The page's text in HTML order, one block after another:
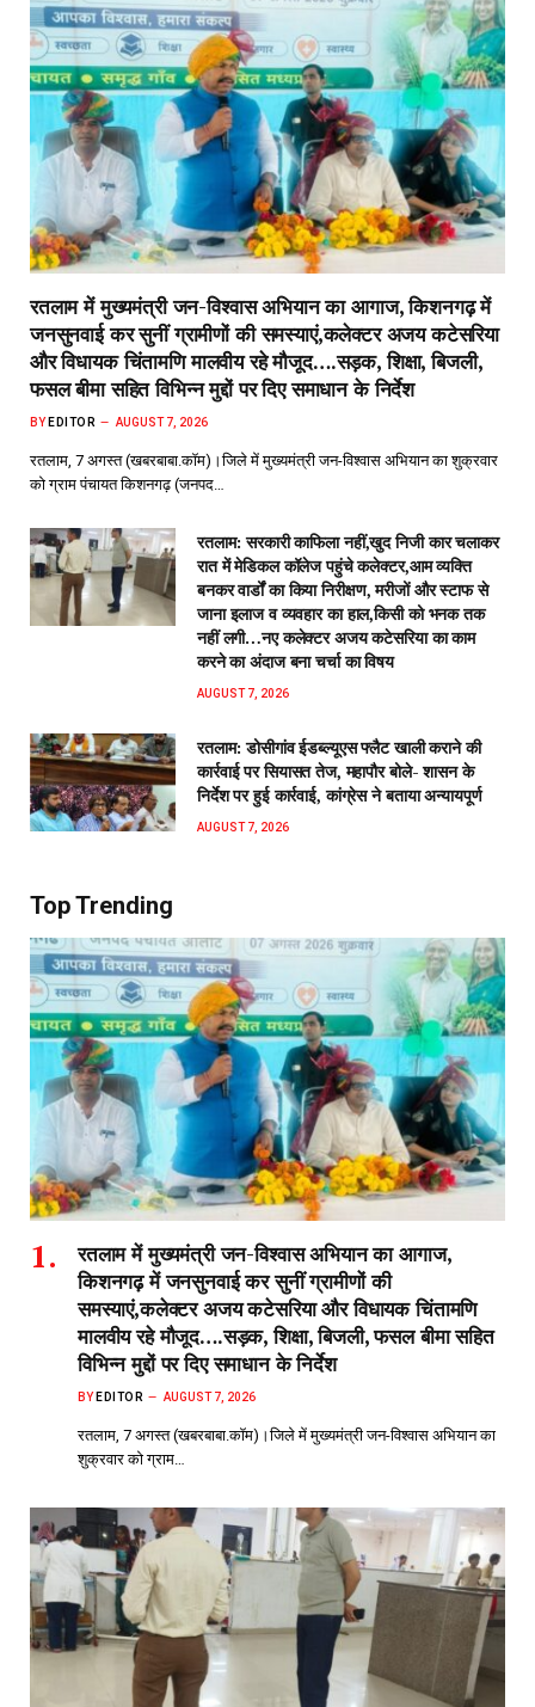
रतलाम में मुख्यमंत्री जन-विश्वास अभियान का आगाज, किशनगढ़ में
जनसुनवाई कर सुनीं ग्रामीणों की समस्याएं,कलेक्टर अजय कटेसरिया
और विधायक चिंतामणि मालवीय रहे मौजूद….सड़क, शिक्षा, बिजली,
फसल बीमा सहित विभिन्न मुद्दों पर दिए समाधान के निर्देश
BY EDITOR AUGUST 7, 2026
रतलाम, 7 अगस्त (खबरबाबा.कॉम)।जिले में मुख्यमंत्री जन-विश्वास अभियान का शुक्रवार
को ग्राम पंचायत किशनगढ़ (जनपद…
रतलाम: सरकारी काफिला नहीं,खुद निजी कार चलाकर
रात में मेडिकल कॉलेज पहुंचे कलेक्टर,आम व्यक्ति
बनकर वार्डों का किया निरीक्षण, मरीजों और स्टाफ से
जाना इलाज व व्यवहार का हाल,किसी को भनक तक
नहीं लगी…नए कलेक्टर अजय कटेसरिया का काम
करने का अंदाज बना चर्चा का विषय
AUGUST 7, 2026
रतलाम: डोसीगांव ईडब्ल्यूएस फ्लैट खाली कराने की
कार्रवाई पर सियासत तेज, महापौर बोले- शासन के
निर्देश पर हुई कार्रवाई, कांग्रेस ने बताया अन्यायपूर्ण
AUGUST 7, 2026
Top Trending
रतलाम में मुख्यमंत्री जन-विश्वास अभियान का आगाज,
किशनगढ़ में जनसुनवाई कर सुनीं ग्रामीणों की
समस्याएं,कलेक्टर अजय कटेसरिया और विधायक चिंतामणि
मालवीय रहे मौजूद….सड़क, शिक्षा, बिजली, फसल बीमा सहित
विभिन्न मुद्दों पर दिए समाधान के निर्देश
BY EDITOR AUGUST 7, 2026
रतलाम, 7 अगस्त (खबरबाबा.कॉम)।जिले में मुख्यमंत्री जन-विश्वास अभियान का
शुक्रवार को ग्राम…